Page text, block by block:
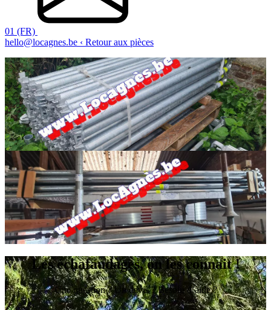
01 (FR)
hello@locagnes.be ‹ Retour aux pièces
Les échafaudages, on les connait !
Une question ? Un devis ? Besoin d’aide ?